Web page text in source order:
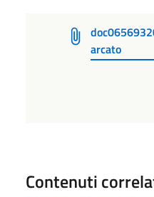
arcato
Contenuti